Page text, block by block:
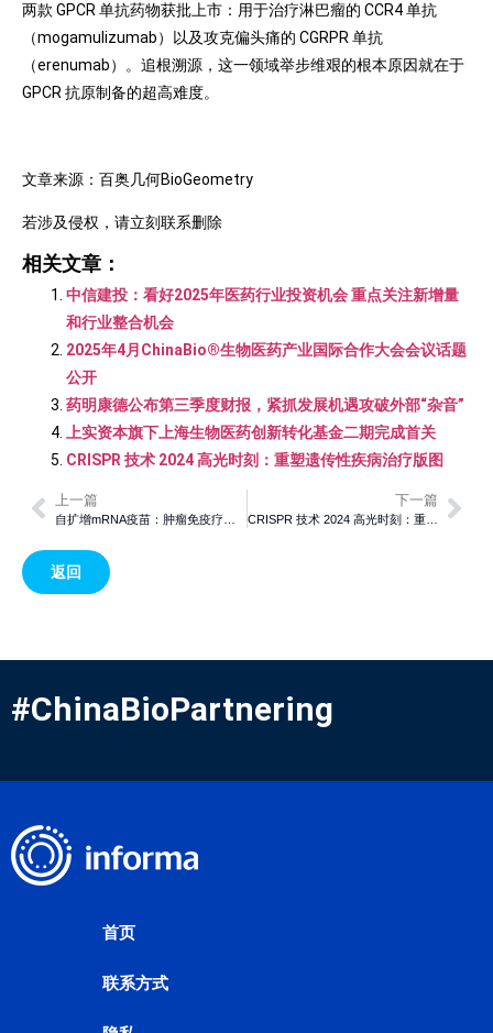
两款 GPCR 单抗药物获批上市：用于治疗淋巴瘤的 CCR4 单抗
（mogamulizumab）以及攻克偏头痛的 CGRPR 单抗
（erenumab）。追根溯源，这一领域举步维艰的根本原因就在于
GPCR 抗原制备的超高难度。
文章来源：百奥几何BioGeometry
若涉及侵权，请立刻联系删除
相关文章：
中信建投：看好2025年医药行业投资机会 重点关注新增量
和行业整合机会
2025年4月ChinaBio®生物医药产业国际合作大会会议话题
公开
药明康德公布第三季度财报，紧抓发展机遇攻破外部“杂音”
上实资本旗下上海生物医药创新转化基金二期完成首关
CRISPR 技术 2024 高光时刻：重塑遗传性疾病治疗版图
上一篇 下一篇
CRISPR 技术 2024 高光时刻：重塑遗传性疾病治疗版图
返回
#ChinaBioPartnering
首页
联系方式